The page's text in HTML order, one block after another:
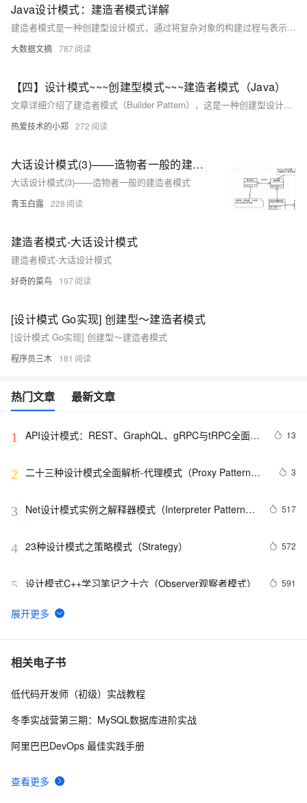
Java设计模式：建造者模式详解
建造者模式是一种创建型设计模式，通过将复杂对象的构建过程与表示分离，使得相同的构建过程可以创建不同的表示。本文详细介绍了建造者模式的原理、背景、应用场景及实际Demo，帮助读者更好地理解和应用这一模式。
大数据文摘 787
【四】设计模式~~~创建型模式~~~建造者模式（Java）
文章详细介绍了建造者模式（Builder Pattern），这是一种创建型设计模式，用于将复杂对象的构建与其表示分离，允许分步骤创建一个复杂的对象而无需指定其内部的具体构造细节。通过定义抽象建造者、具体建造者、指挥者和产品角色，建造者模式允许通过相同的构建过程创建不同的产品表示，提高了系统的灵活性和扩展性。
热爱技术的小郑 272
大话设计模式(3)——造物者一般的建造者模式
大话设计模式(3)——造物者一般的建造者模式
青玉白露 228
建造者模式-大话设计模式
建造者模式-大话设计模式
好奇的菜鸟 197
[设计模式 Go实现] 创建型～建造者模式
[设计模式 Go实现] 创建型～建造者模式
程序员三木 181
热门文章 最新文章
1
API设计模式：REST、GraphQL、gRPC与tRPC全面解
13
2
二十三种设计模式全面解析-代理模式（Proxy Pattern）
3
3
Net设计模式实例之解释器模式（Interpreter Pattern）
517
4 23种设计模式之策略模式（Strategy） 572
5 设计模式C++学习笔记之十六（Observer观察者模式） 591
6 【HeadFirst 设计模式学习笔记】11 状态模式
7 Net设计模式实例之适配器模式（Adapter Pattern）
8 .NET设计模式（12）：外观模式（Façade Pattern）
相关电子书
查看更多
低代码开发师（初级）实战教程
冬季实战营第三期：MySQL数据库进阶实战
阿里巴巴DevOps 最佳实践手册